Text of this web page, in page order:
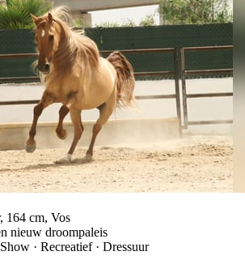
164 cm, Vos
nieuw droompaleis
· Recreatief · Dressuur